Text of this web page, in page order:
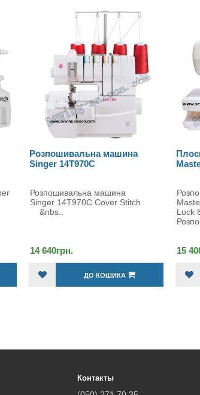
Розпошивальна машина
Singer 14T970C
Розпошивальна машина
Singer 14T970C Cover Stitch
&nbs..
14 640грн.
ДО КОШИКА
Lock
15
Контакты